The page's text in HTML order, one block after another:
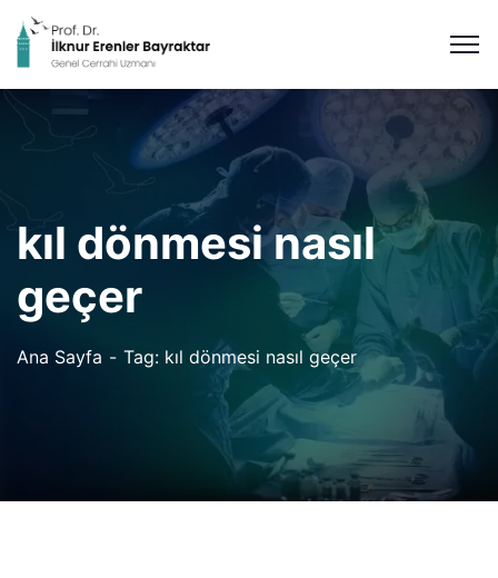
kıl dönmesi nasıl
geçer
Ana Sayfa Tag: kıl dönmesi nasıl geçer